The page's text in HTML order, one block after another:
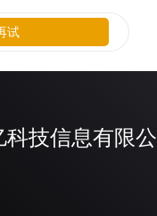
科技信息有限
试